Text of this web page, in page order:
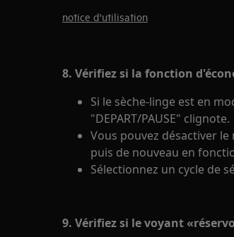
notice d'utilisation
8. Vérifiez si la fonction
Si le sèche-linge est en
"DEPART/PAUSE" clignote.
Vous pouvez désactiver
puis de nouveau en
Sélectionnez un cycle de
9. Vérifiez si le voyant